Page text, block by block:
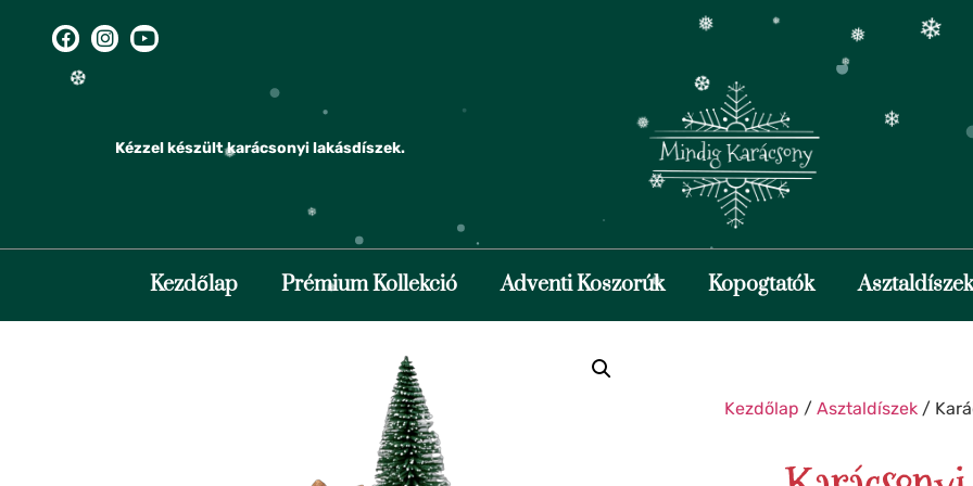
❆
❅
❅
❅
❄
❅
Kézzel készült karácsonyi lakásdíszek.
Kezdőlap Prémium Kollekció Adventi Koszorúk Kopogtatók Asztaldíszek
Kezdőlap / Asztaldíszek/